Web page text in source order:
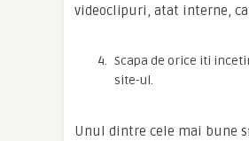
videoclipuri, atat interne,
Scapa de orice iti
site-ul.
Unul dintre cele mai bune